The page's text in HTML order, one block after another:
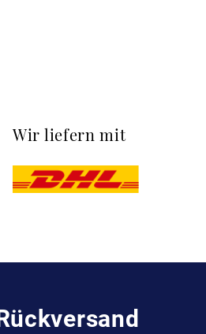
Wir liefern mit